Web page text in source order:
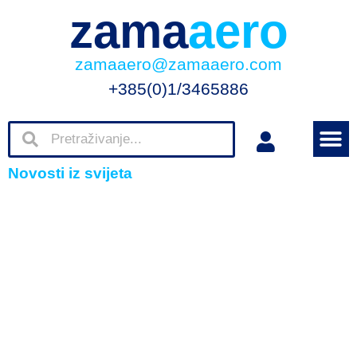
zamaaero
zamaaero@zamaaero.com
+385(0)1/3465886
Novosti iz svijeta